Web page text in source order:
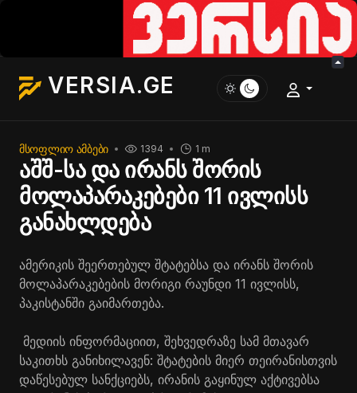
VERSIA.GE
ᲛᲡᲝᲤᲚᲘᲝ ᲐᲛᲑᲔᲑᲘ 1 m
1394
აშშ-სა და ირანს შორის
მოლაპარაკებები 11 ივლისს
განახლდება
ამერიკის შეერთებულ შტატებსა და ირანს შორის
მოლაპარაკებების მორიგი რაუნდი 11 ივლისს,
პაკისტანში გაიმართება.
მედიის ინფორმაციით, შეხვედრაზე სამ მთავარ
საკითხს განიხილავენ: შტატების მიერ თეირანისთვის
დაწესებულ სანქციებს, ირანის გაყინულ აქტივებსა